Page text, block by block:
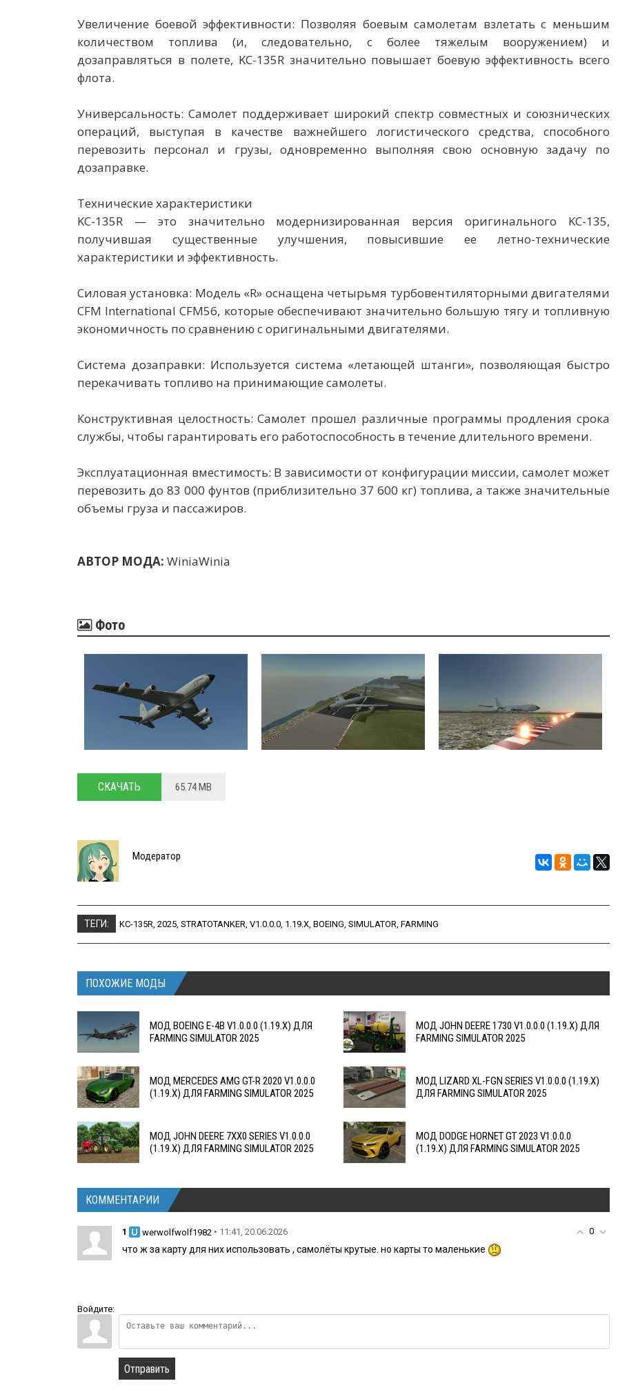
Увеличение боевой эффективности: Позволяя боевым самолетам взлетать с меньшим
количеством топлива (и, следовательно, с более тяжелым вооружением) и
дозаправляться в полете, KC-135R значительно повышает боевую эффективность всего
флота.
Универсальность: Самолет поддерживает широкий спектр совместных и союзнических
операций, выступая в качестве важнейшего логистического средства, способного
перевозить персонал и грузы, одновременно выполняя свою основную задачу по
дозаправке.
Технические характеристики
KC-135R — это значительно модернизированная версия оригинального KC-135,
получившая существенные улучшения, повысившие ее летно-технические
характеристики и эффективность.
Силовая установка: Модель «R» оснащена четырьмя турбовентиляторными двигателями
CFM International CFM56, которые обеспечивают значительно большую тягу и топливную
экономичность по сравнению с оригинальными двигателями.
Система дозаправки: Используется система «летающей штанги», позволяющая быстро
перекачивать топливо на принимающие самолеты.
Конструктивная целостность: Самолет прошел различные программы продления срока
службы, чтобы гарантировать его работоспособность в течение длительного времени.
Эксплуатационная вместимость: В зависимости от конфигурации миссии, самолет может
перевозить до 83 000 фунтов (приблизительно 37 600 кг) топлива, а также значительные
объемы груза и пассажиров.
АВТОР МОДА: WiniaWinia
Фото
СКАЧАТЬ 65.74 MB
Модератор
ТЕГИ: KC-135R, 2025, STRATOTANKER, V1.0.0.0, 1.19.X, BOEING, SIMULATOR, FARMING
ПОХОЖИЕ МОДЫ
МОД BOEING E-4B V1.0.0.0 (1.19.X) ДЛЯ
FARMING SIMULATOR 2025
МОД JOHN DEERE 1730 V1.0.0.0 (1.19.X) ДЛЯ
FARMING SIMULATOR 2025
МОД MERCEDES AMG GT-R 2020 V1.0.0.0
(1.19.X) ДЛЯ FARMING SIMULATOR 2025
МОД LIZARD XL-FGN SERIES V1.0.0.0 (1.19.X)
ДЛЯ FARMING SIMULATOR 2025
МОД JOHN DEERE 7XX0 SERIES V1.0.0.0
(1.19.X) ДЛЯ FARMING SIMULATOR 2025
МОД DODGE HORNET GT 2023 V1.0.0.0
(1.19.X) ДЛЯ FARMING SIMULATOR 2025
КОММЕНТАРИИ
0
1 werwolfwolf1982 • 11:41, 20.06.2026
что ж за карту для них использовать , самолёты крутые. но карты то маленькие
Войдите:
Отправить